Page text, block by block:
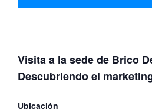
Visita a la sede de Brico
Descubriendo el
Ubicación